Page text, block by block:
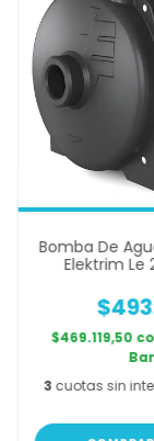
Bomba De
Elektrim Le
$469.119,50
3 cuotas sin